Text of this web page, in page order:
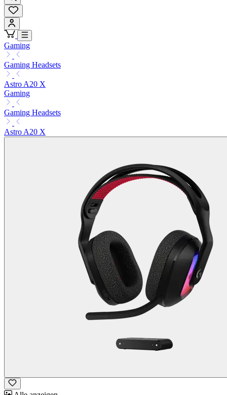
Gaming
Gaming Headsets
Astro A20 X
Gaming
Gaming Headsets
Astro A20 X